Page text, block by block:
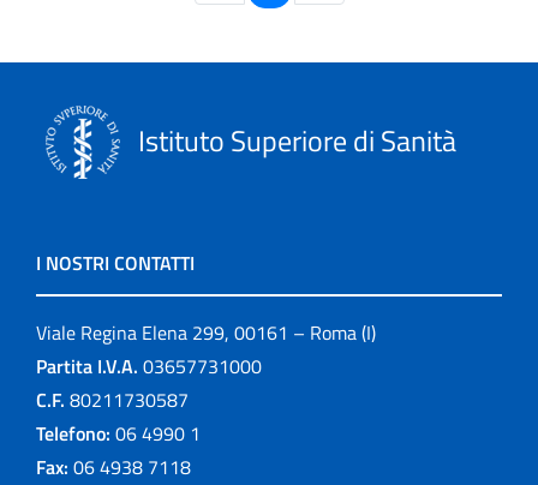
Istituto Superiore di Sanità
I NOSTRI CONTATTI
Viale Regina Elena 299, 00161 – Roma (I)
Partita I.V.A. 03657731000
C.F. 80211730587
Telefono: 06 4990 1
Fax: 06 4938 7118